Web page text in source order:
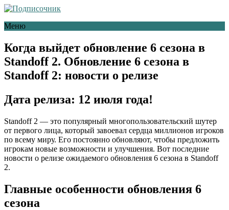
Меню
Когда выйдет обновление 6 сезона в
Standoff 2. Обновление 6 сезона в
Standoff 2: новости о релизе
Дата релиза: 12 июля года!
Standoff 2 — это популярный многопользовательский шутер
от первого лица, который завоевал сердца миллионов игроков
по всему миру. Его постоянно обновляют, чтобы предложить
игрокам новые возможности и улучшения. Вот последние
новости о релизе ожидаемого обновления 6 сезона в Standoff
2.
Главные особенности обновления 6
сезона